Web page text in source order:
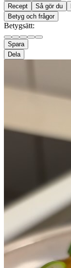
Recept
Så gör du
Betyg och frågor
Betygsätt:
Spara
Dela